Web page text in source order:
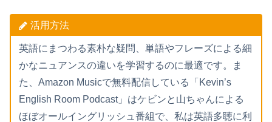
活用方法
英語にまつわる素朴な疑問、単語やフレーズによる細
かなニュアンスの違いを学習するのに最適です。ま
た、Amazon Musicで無料配信している「Kevin’s
English Room Podcast」はケビンと山ちゃんによる
ほぼオールイングリッシュ番組で、私は英語多聴に利